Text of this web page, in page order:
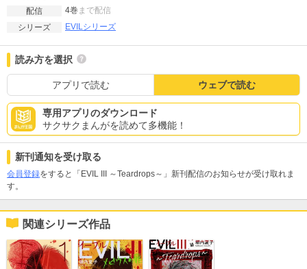
配信
4巻 まで配信
シリーズ
EVILシリーズ
読み方を選択
アプリで読む ウェブで読む
専用アプリのダウンロード
サクサクまんがを読めて多機能！
新刊通知を受け取る
会員登録をすると「EVIL III ～Teardrops～」新刊配信のお知らせが受け取れま
す。
関連シリーズ作品